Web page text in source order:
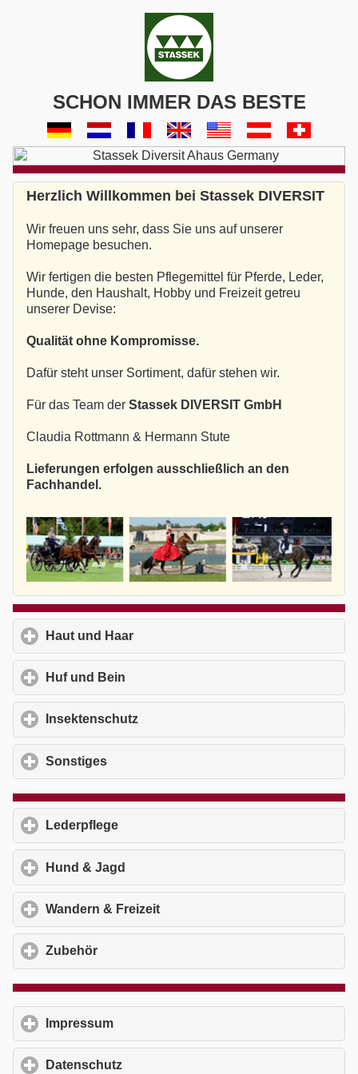
SCHON IMMER DAS BESTE
Herzlich Willkommen bei Stassek DIVERSIT
Wir freuen uns sehr, dass Sie uns auf unserer
Homepage besuchen.
Wir fertigen die besten Pflegemittel für Pferde, Leder,
Hunde, den Haushalt, Hobby und Freizeit getreu
unserer Devise:
Qualität ohne Kompromisse.
Dafür steht unser Sortiment, dafür stehen wir.
Für das Team der Stassek DIVERSIT GmbH
Claudia Rottmann & Hermann Stute
Lieferungen erfolgen ausschließlich an den
Fachhandel.
Haut und Haar
Huf und Bein
Insektenschutz
Sonstiges
Lederpflege
Hund & Jagd
Wandern & Freizeit
Zubehör
Impressum
Datenschutz